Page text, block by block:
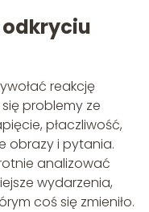
odkryciu
reakcję
problemy ze
płaczliwość,
obrazy i pytania.
analizować
wydarzenia,
coś się zmieniło.